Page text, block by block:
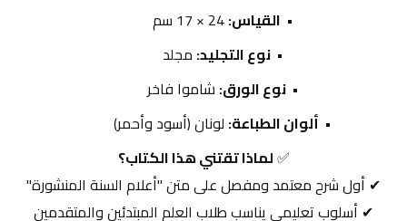
القياس: 24 × 17 سم
نوع التجليد: مجلد
نوع الورق: شاموا فاخر
ألوان الطباعة: لونان (أسود وأحمر)
✅ لماذا تقتني هذا الكتاب؟
✔ أول شرح معتمد ومفصل على متن "أعلام السنة المنشورة"
✔ أسلوب تعليمي يناسب طلاب العلم المبتدئين والمتقدمين